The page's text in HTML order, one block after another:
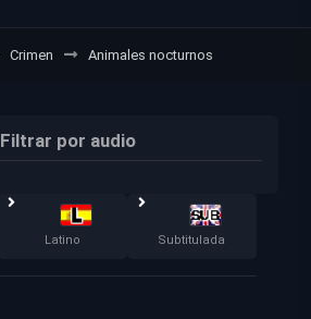
Crimen Animales nocturnos
Filtrar por audio
Latino Subtitulada